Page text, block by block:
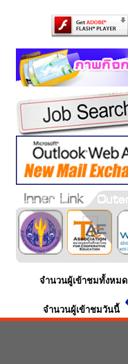
จำนวนผู้เข้าชมทั้งหมด
จำนวนผู้เข้าชมวันนี้